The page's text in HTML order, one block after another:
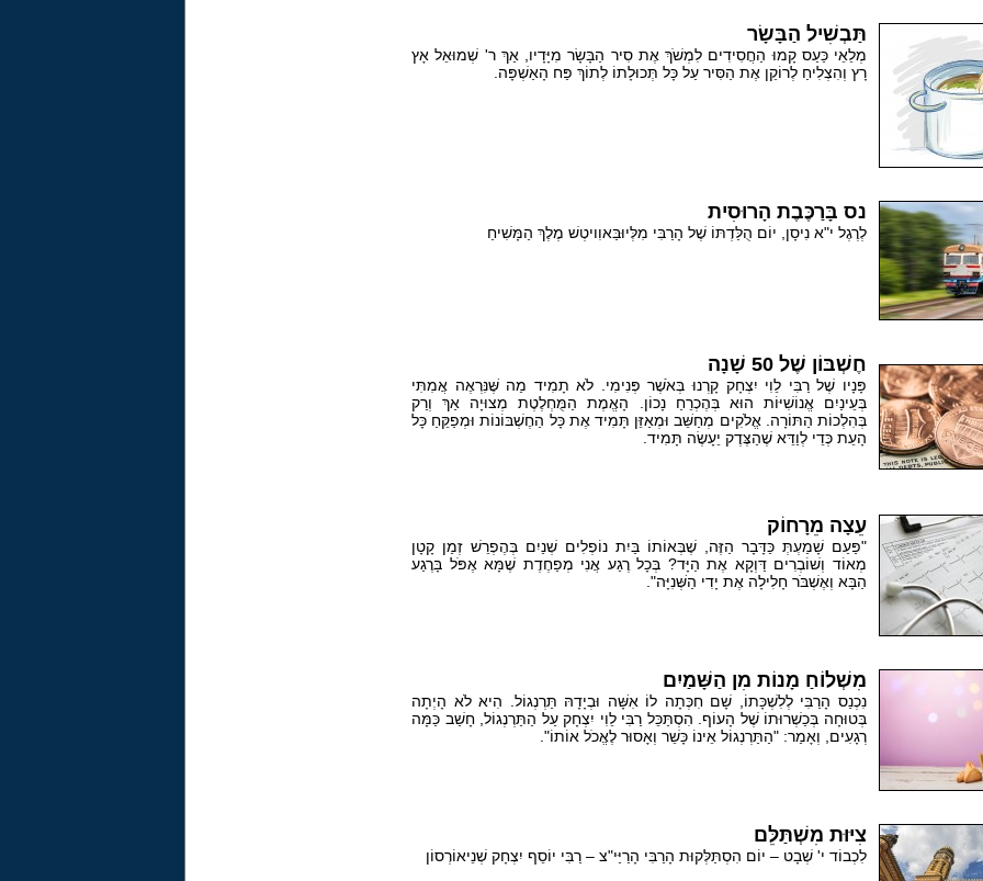
תַּבְשִׁיל הַבָּשָׂר
מְלֵאֵי כַּעַס קָמוּ הַחֲסִידִים לִמְשֹׁךְ אֶת סִיר הַבָּשָׂר מִיָּדָיו, אַךְ ר' שְׁמוּאֵל אָץ
רָץ וְהִצְלִיחַ לְרוֹקֵן אֶת הַסִּיר עַל כָּל תְּכוּלָתוֹ לְתוֹךְ פַּח הָאַשְׁפָּה.
נס בָּרַכֶּבֶת הָרוּסִית
לְרֶגֶל י"א נִיסָן, יוֹם הֻלַּדְתּוֹ שֶׁל הָרַבִּי מִלְּיוּבַּאוִויטְשׁ מֶלֶךְ הַמָּשִׁיחַ
חֶשְׁבּוֹן שֶׁל 50 שָׁנָה
פָּנָיו שֶׁל רַבִּי לֵוִי יִצְחָק קָרְנוּ בְּאֹשֶׁר פְּנִימִי. לֹא תָמִיד מַה שֶּׁנִּרְאֶה אֲמִתִּי
בְּעֵינַיִם אֱנוֹשִׁיּוֹת הוּא בְּהֶכְרֵחַ נָכוֹן. הָאֱמֶת הַמֻּחְלֶטֶת מְצוּיָה אַךְ וְרַק
בְּהִלְכוֹת הַתּוֹרָה. אֱלֹקִים מְחַשֵּׁב וּמְאַזֵּן תָּמִיד אֶת כָּל הַחֶשְׁבּוֹנוֹת וּמְפַקֵּחַ כָּל
הָעֵת כְּדֵי לְוַדֵּא שֶׁהַצֶּדֶק יֵעָשֶׂה תָּמִיד.
עֵצָה מֵרָחוֹק
"פַּעַם שָׁמַעְתְּ כַּדָּבָר הַזֶּה, שֶׁבְּאוֹתוֹ בַּיִת נוֹפְלִים שְׁנַיִם בְּהֶפְרֵשׁ זְמַן קָטָן
מְאוֹד וְשׁוֹבְרִים דַּוְקָא אֶת הַיָּד? בְּכָל רֶגַע אֲנִי מְפַחֶדֶת שֶׁמָּא אֶפֹּל בָּרֶגַע
הַבָּא וְאֶשְׁבֹּר חָלִילָה אֶת יָדִי הַשְּׁנִיָּה".
מִשְׁלוֹחַ מָנוֹת מִן הַשָּׁמַיִם
נִכְנַס הָרַבִּי לְלִשְׁכָּתוֹ, שָׁם חִכְּתָה לוֹ אִשָּׁה וּבְיָדָהּ תַּרְנְגוֹל. הִיא לֹא הָיְתָה
בְּטוּחָה בְּכַשְׁרוּתוֹ שֶׁל הָעוֹף. הִסְתַּכֵּל רַבִּי לֵוִי יִצְחָק עַל הַתַּרְנְגוֹל, חָשַׁב כַּמָּה
רְגָעִים, וְאָמַר: "הַתַּרְנְגוֹל אֵינוֹ כָּשֵׁר וְאָסוּר לֶאֱכֹל אוֹתוֹ".
צִיּוּת מִשְׁתַּלֵּם
לִכְבוֹד י' שְׁבָט – יוֹם הִסְתַּלְּקוּת הָרַבִּי הָרַיַּי"צ – רַבִּי יוֹסֵף יִצְחָק שְׁנֵיאוֹרְסוֹן